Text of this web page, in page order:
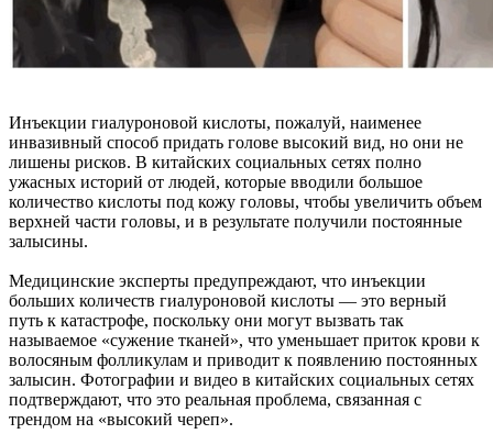
Инъекции гиалуроновой кислоты, пожалуй, наименее
инвазивный способ придать голове высокий вид, но они не
лишены рисков. В китайских социальных сетях полно
ужасных историй от людей, которые вводили большое
количество кислоты под кожу головы, чтобы увеличить объем
верхней части головы, и в результате получили постоянные
залысины.
Медицинские эксперты предупреждают, что инъекции
больших количеств гиалуроновой кислоты — это верный
путь к катастрофе, поскольку они могут вызвать так
называемое «сужение тканей», что уменьшает приток крови к
волосяным фолликулам и приводит к появлению постоянных
залысин. Фотографии и видео в китайских социальных сетях
подтверждают, что это реальная проблема, связанная с
трендом на «высокий череп».